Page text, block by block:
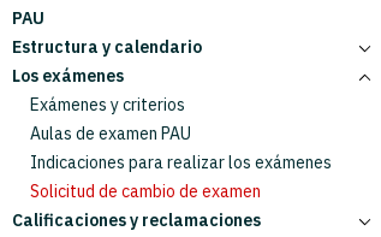
PAU
Estructura y calendario
Estructura de la PAU
Calendario y horarios
Matrícula
Los exámenes
Exámenes y criterios
Aulas de examen PAU
Indicaciones para realizar los exámenes
Solicitud de cambio de examen
Calificaciones y reclamaciones